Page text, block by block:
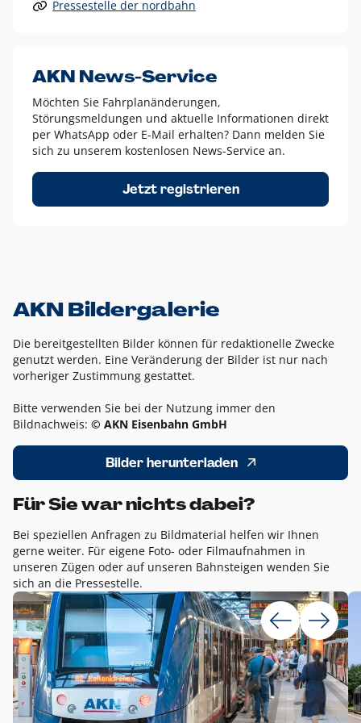
Alle anderen Logo-Varianten dürfen nur in Ausnahmefällen
Diese Ausnahmen sind zum Beispiel:
dem AKN Blau,
weißes Logo auf Fotohintergründen,
schwarzes Logo für reine Schwarz-Weiß-Umsetzungen
Um das Logo herum muss ein Schutzraum von jeweils einer
Höhe bzw. Breite des N aus AKN in alle Richtungen
Pressestelle der nordbahn
AKN News-Service
Möchten Sie Fahrplanänderungen,
Störungsmeldungen und aktuelle Informationen direkt
per WhatsApp oder E-Mail erhalten? Dann melden Sie
sich zu unserem kostenlosen News-Service an.
Jetzt registrieren
AKN Bildergalerie
Die bereitgestellten Bilder können für redaktionelle Zwecke
genutzt werden. Eine Veränderung der Bilder ist nur nach
vorheriger Zustimmung gestattet.
Bitte verwenden Sie bei der Nutzung immer den
Bildnachweis: © AKN Eisenbahn GmbH
Bilder herunterladen
Für Sie war nichts dabei?
Bei speziellen Anfragen zu Bildmaterial helfen wir Ihnen
gerne weiter. Für eigene Foto- oder Filmaufnahmen in
unseren Zügen oder auf unseren Bahnsteigen wenden Sie
sich an die Pressestelle.